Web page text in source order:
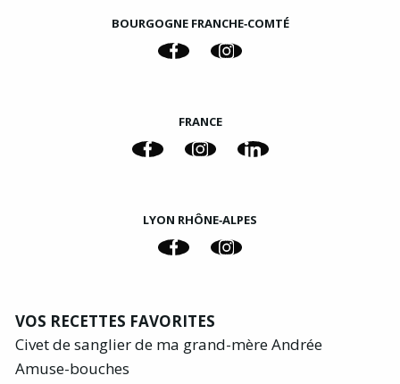
BOURGOGNE FRANCHE‑COMTÉ
FRANCE
LYON RHÔNE‑ALPES
VOS RECETTES FAVORITES
Civet de sanglier de ma grand-mère Andrée
Amuse-bouches